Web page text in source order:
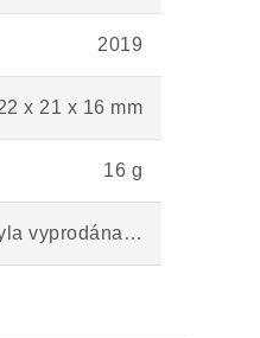
2019
x 21 x 16 mm
16 g
vyprodána…